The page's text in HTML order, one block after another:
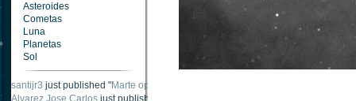
Asteroides
Cometas
Luna
Planetas
Sol
santijr3 just published "Marte oposición 2020
Alvarez Jose Carlos just published "